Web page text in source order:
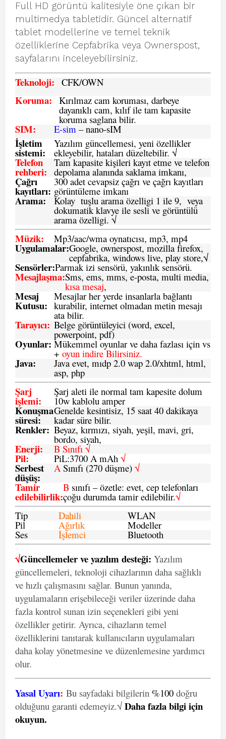
Full HD görüntü kalitesiyle öne çıkan bir
multimedya tabletidir. Güncel alternatif
tablet modellerine ve temel teknik
özelliklerine Cepfabrika veya Ownerspost,
sayfalarını inceleyebilirsiniz.
Teknoloji: CFK/OWN
Koruma: Kırılmaz cam koruması, darbeye
dayanıklı cam, kılıf ile tam kapasite
koruma saglana bilir.
SIM: E-sim – nano-sIM
İşletim
sistemi:
Yazılım güncellemesi, yeni özellikler
ekleyebilir, hataları düzeltebilir. √
Telefon
rehberi:
Tam kapasite kişileri kayıt etme ve telefon
depolama alanında saklama imkanı,
Çağrı
kayıtları:
300 adet cevapsiz çağrı ve çağrı kayıtları
görüntüleme imkanı
Arama: Kolay tuşlu arama özelligi 1 ile 9, veya
dokumatik klavye ile sesli ve görüntülü
arama özelligi. √
Müzik: Mp3/aac/wma oynatıcısı, mp3, mp4
Uygulamalar:Google, ownerspost, mozilla firefox,
cepfabrika, windows live, play store,√
Sensörler:Parmak izi sensörü, yakınlık sensörü.
Mesajlaşma:Sms, ems, mms, e-posta, multi media,
kısa mesaj,
Mesaj
Kutusu:
Mesajlar her yerde insanlarla bağlantı
kurabilir, internet olmadan metin mesajı
ata bilir.
Tarayıcı: Belge görüntüleyici (word, excel,
powerpoint, pdf)
Oyunlar: Mükemmel oyunlar ve daha fazlası için vs
+ oyun indire Bilirsiniz.
Java: Java evet, mıdp 2.0 wap 2.0/xhtml, html,
asp, php
Şarj
işlemi:
Şarj aleti ile normal tam kapesite dolum
10w kablolu amper
Konuşma
süresi:
Genelde kesintisiz, 15 saat 40 dakikaya
kadar süre bilir.
Renkler: Beyaz, kırmızı, siyah, yeşil, mavi, gri,
bordo, siyah,
Enerji: B Sınıfı √
Pil: PiL:3700 A mAh √
Serbest
düşüş:
ASınıfı (270 düşme) √
Tamir
edilebilirlik:
B sınıfı – özetle: evet, cep telefonları
çoğu durumda tamir edilebilir.√
Tip
Dahili WLAN
Pil Ağırlık Modeller
Ses İşlemci Bluetooth
√Güncellemeler ve yazılım desteği: Yazılım
güncellemeleri, teknoloji cihazlarının daha sağlıklı
ve hızlı çalışmasını sağlar. Bunun yanında,
uygulamaların erişebileceği veriler üzerinde daha
fazla kontrol sunan izin seçenekleri gibi yeni
özellikler getirir. Ayrıca, cihazların temel
özelliklerini tanıtarak kullanıcıların uygulamaları
daha kolay yönetmesine ve düzenlemesine yardımcı
olur.
Yasal Uyarı: Bu sayfadaki bilgilerin %100 doğru
olduğunu garanti edemeyiz.√ Daha fazla bilgi için
okuyun.